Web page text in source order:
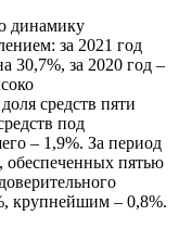
динамику
за 2021 год
30,7%, за 2020 год –
средств пяти
под
– 1,9%. За период
обеспеченных пятью
крупнейшим – 0,8%.